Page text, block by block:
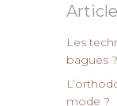
Les
bagues ?
mode ?